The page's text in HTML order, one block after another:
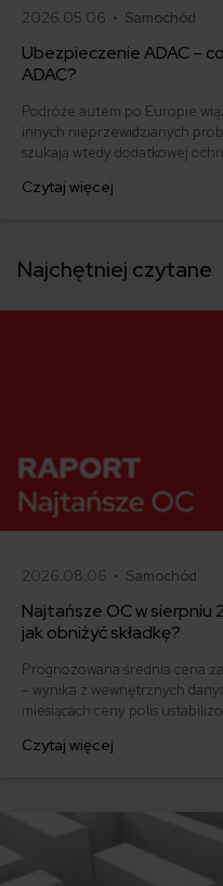
2026.05.06 • Samochód
Ubezpieczenie ADAC –
ADAC?
Podróże autem po Europie
innych nieprzewidzianych
szukają wtedy dodatkowej
kraju. Jednym z rozwiązań,
Czytaj więcej
Najchętniej czytane
2026.08.06 • Samochód
Najtańsze OC w sierpniu
jak obniżyć składkę?
Prognozowana średnia cena
– wynika z wewnętrznych
miesiącach ceny polis
500 zł, inni – powyżej 1500
Czytaj więcej